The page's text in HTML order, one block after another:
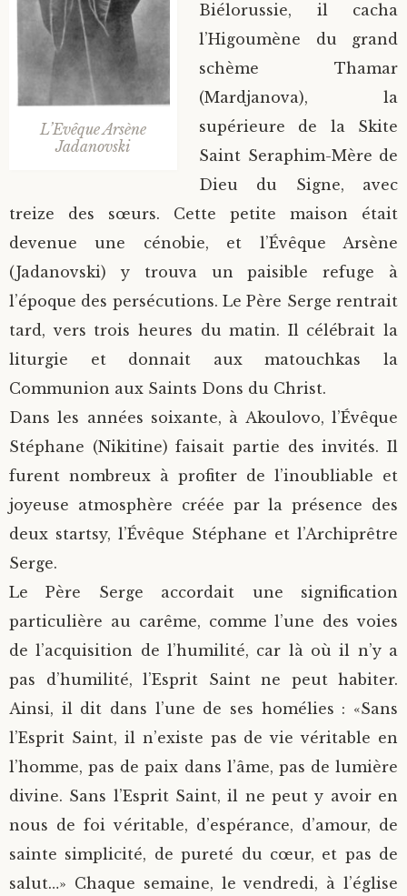
L’Evêque Arsène
Jadanovski
Biélorussie, il cacha
l’Higoumène du grand
schème Thamar
(Mardjanova), la
supérieure de la Skite
Saint Seraphim-Mère de
Dieu du Signe, avec
treize des sœurs. Cette petite maison était
devenue une cénobie, et l’Évêque Arsène
(Jadanovski) y trouva un paisible refuge à
l’époque des persécutions. Le Père Serge rentrait
tard, vers trois heures du matin. Il célébrait la
liturgie et donnait aux matouchkas la
Communion aux Saints Dons du Christ.
Dans les années soixante, à Akoulovo, l’Évêque
Stéphane (Nikitine) faisait partie des invités. Il
furent nombreux à profiter de l’inoubliable et
joyeuse atmosphère créée par la présence des
deux startsy, l’Évêque Stéphane et l’Archiprêtre
Serge.
Le Père Serge accordait une signification
particulière au carême, comme l’une des voies
de l’acquisition de l’humilité, car là où il n’y a
pas d’humilité, l’Esprit Saint ne peut habiter.
Ainsi, il dit dans l’une de ses homélies : «Sans
l’Esprit Saint, il n’existe pas de vie véritable en
l’homme, pas de paix dans l’âme, pas de lumière
divine. Sans l’Esprit Saint, il ne peut y avoir en
nous de foi véritable, d’espérance, d’amour, de
sainte simplicité, de pureté du cœur, et pas de
salut…» Chaque semaine, le vendredi, à l’église